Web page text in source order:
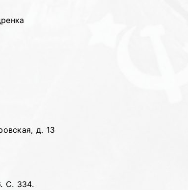
д. 13
С. 334.